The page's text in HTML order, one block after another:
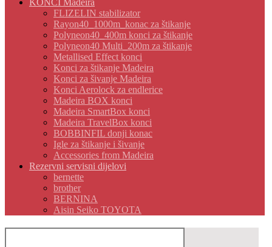
KONCI Madeira
FLIZELIN stabilizator
Rayon40_1000m_konac za štikanje
Polyneon40_400m konci za štikanje
Polyneon40 Multi_200m za štikanje
Metallised Effect konci
Konci za štikanje Madeira
Konci za šivanje Madeira
Konci Aerolock za endlerice
Madeira BOX konci
Madeira SmartBox konci
Madeira TravelBox konci
BOBBINFIL donji konac
Igle za štikanje i šivanje
Accessories from Madeira
Rezervni servisni dijelovi
bernette
brother
BERNINA
Aisin Seiko TOYOTA